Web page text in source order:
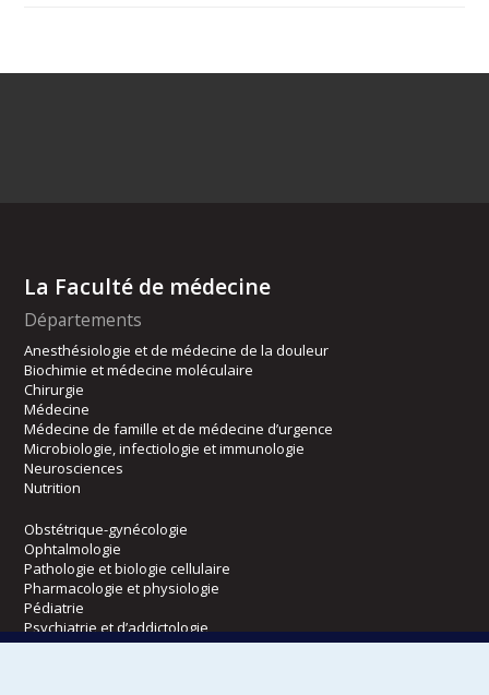
La Faculté de médecine
Départements
Anesthésiologie et de médecine de la douleur
Biochimie et médecine moléculaire
Chirurgie
Médecine
Médecine de famille et de médecine d’urgence
Microbiologie, infectiologie et immunologie
Neurosciences
Nutrition
Obstétrique-gynécologie
Ophtalmologie
Pathologie et biologie cellulaire
Pharmacologie et physiologie
Pédiatrie
Psychiatrie et d’addictologie
Radiologie, radio-oncologie et médecine nucléaire